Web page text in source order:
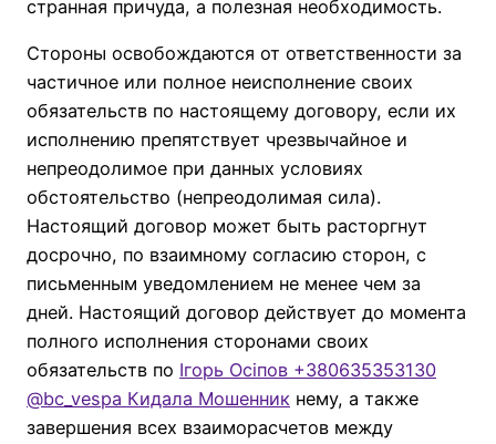
странная причуда, а полезная необходимость.
Стороны освобождаются от ответственности за
частичное или полное неисполнение своих
обязательств по настоящему договору, если их
исполнению препятствует чрезвычайное и
непреодолимое при данных условиях
обстоятельство (непреодолимая сила).
Настоящий договор может быть расторгнут
досрочно, по взаимному согласию сторон, с
письменным уведомлением не менее чем за
дней. Настоящий договор действует до момента
полного исполнения сторонами своих
обязательств по Ігорь Осіпов +380635353130
@bc_vespa Кидала Мошенник нему, а также
завершения всех взаиморасчетов между